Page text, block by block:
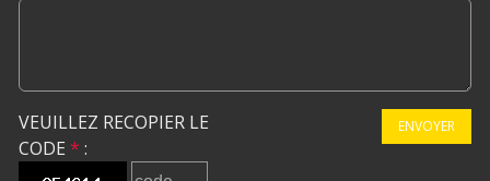
VEUILLEZ RECOPIER LE
CODE * :
ENVOYER